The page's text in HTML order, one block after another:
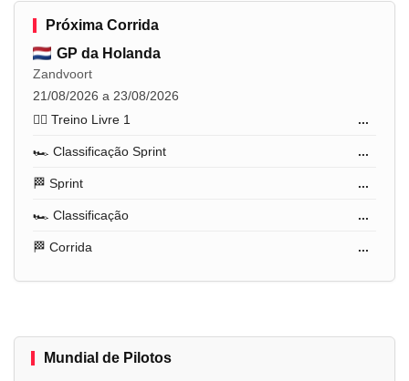
Próxima Corrida
GP da Holanda
Zandvoort
21/08/2026 a 23/08/2026
🏋️‍♂️ Treino Livre 1
...
🏎️ Classificação Sprint ...
🏁 Sprint ...
🏎️ Classificação ...
🏁 Corrida ...
Mundial de Pilotos